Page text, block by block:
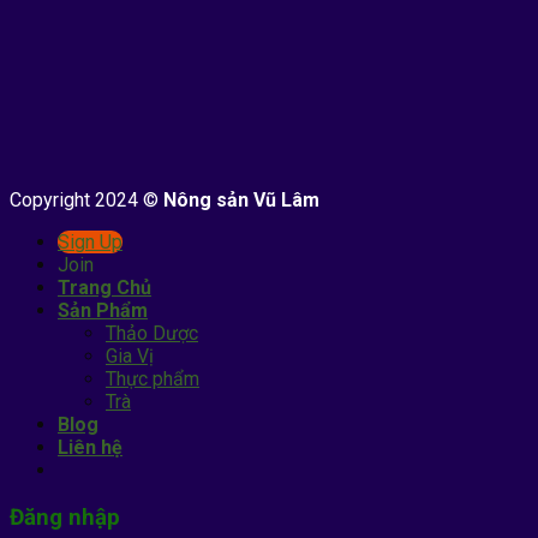
Copyright 2024 © Nông sản Vũ Lâm
Sign Up
Join
Trang Chủ
Sản Phẩm
Thảo Dược
Gia Vị
Thực phẩm
Trà
Blog
Liên hệ
Đăng nhập